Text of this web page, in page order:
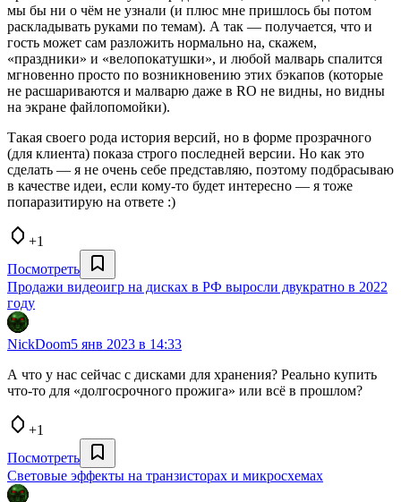
мы бы ни о чём не узнали (и плюс мне пришлось бы потом
раскладывать руками по темам). А так — получается, что и
гость может сам разложить нормально на, скажем,
«праздники» и «велопокатушки», и любой малварь спалится
мгновенно просто по возникновению этих бэкапов (которые
не расшариваются и малварю даже в RO не видны, но видны
на экране файлопомойки).
Такая своего рода история версий, но в форме прозрачного
(для клиента) показа строго последней версии. Но как это
сделать — я не очень себе представляю, поэтому подбрасываю
в качестве идеи, если кому-то будет интересно — я тоже
попаразитирую на ответе :)
+1
Посмотреть
Продажи видеоигр на дисках в РФ выросли двукратно в 2022
году
NickDoom5 янв 2023 в 14:33
А что у нас сейчас с дисками для хранения? Реально купить
что-то для «долгосрочного прожига» или всё в прошлом?
+1
Посмотреть
Световые эффекты на транзисторах и микросхемах